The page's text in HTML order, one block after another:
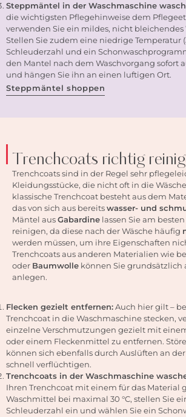
Steppmäntel in der Waschmaschine
die wichtigsten Pflegehinweise dem
verwenden Sie ein mildes, nicht bleichendes
Stellen Sie zudem eine niedrige Temperatur
Schleuderzahl und ein
den Mantel nach dem Waschvorgang sofort
und hängen Sie ihn an einen luftigen Ort.
Steppmäntel shoppen
Trenchcoats richtig
Trenchcoatssind in der Regel sehr
Kleidungsstücke, die nicht oft in die
klassische Trenchcoat besteht aus dem
das von sich aus bereitswasser- und
Mäntel ausGabardine lassen Sie am besten
reinigen, da diese nach der Wäsche häufig
werden müssen, um ihre Eigenschaften
Trenchcoats aus anderen Materialien wie
oder Baumwolle können Sie grundsätzlich
anlegen.
Flecken gezielt entfernen:Auch hier gilt –
Trenchcoat in die Waschmaschine stecken,
einzelne Verschmutzungen gezielt mit
oder einem Fleckenmittel zu entfernen.
können sich ebenfalls durch Auslüften an
schnell verflüchtigen.
Trenchcoats in der Waschmaschine
Ihren Trenchcoat mit einem für das Material
Waschmittel bei maximal 30 °C, stellen Sie
Schleuderzahl ein und wählen Sie ein